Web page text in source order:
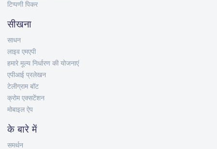
टिप्पणी पिकर
सीखना
साधन
लाइव एमएपी
हमारे मूल्य निर्धारण की योजनाएं
एपीआई प्रलेखन
टेलीग्राम बॉट
क्रोम एक्सटेंशन
मोबाइल ऐप
के बारे में
समर्थन